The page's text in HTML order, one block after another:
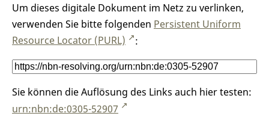
Um dieses digitale Dokument im Netz zu verlinken,
verwenden Sie bitte folgenden Persistent Uniform
Resource Locator (PURL)
:
Sie können die Auflösung des Links auch hier testen:
urn:nbn:de:0305-52907